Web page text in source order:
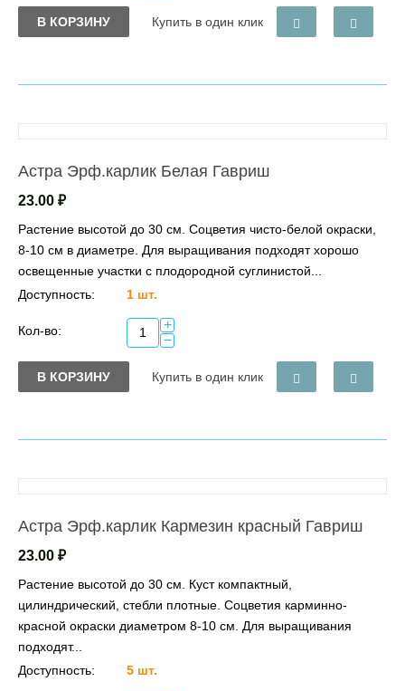
В КОРЗИНУ Купить в один клик
Астра Эрф.карлик Белая Гавриш
23.00 ₽
Растение высотой до 30 см. Соцветия чисто-белой окраски,
8-10 см в диаметре. Для выращивания подходят хорошо
освещенные участки с плодородной суглинистой...
Доступность:
1 шт.
Кол-во:
+
−
В КОРЗИНУ Купить в один клик
Астра Эрф.карлик Кармезин красный Гавриш
23.00 ₽
Растение высотой до 30 см. Куст компактный,
цилиндрический, стебли плотные. Соцветия карминно-
красной окраски диаметром 8-10 см. Для выращивания
подходят...
Доступность:
5 шт.